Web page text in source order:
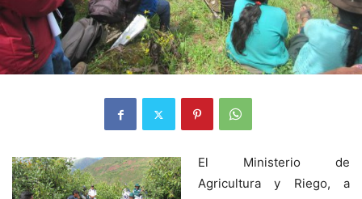
El Ministerio de
Agricultura y Riego, a